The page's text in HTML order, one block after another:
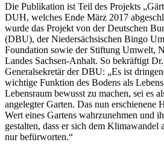
Die Publikation ist Teil des Projekts
DUH, welches Ende März 2017
wurde das Projekt von der Deutschen
(DBU), der Niedersächsischen Bingo
Foundation sowie der Stiftung Umwelt,
Landes Sachsen-Anhalt. So bekräftigt
Generalsekretär der DBU: „Es ist
wichtige Funktion des Bodens als
Lebensraum bewusst zu machen, sei es
angelegter Garten. Das nun erschienene
Wert eines Gartens wahrzunehmen und
gestalten, dass er sich dem Klimawandel
nur befürworten.“